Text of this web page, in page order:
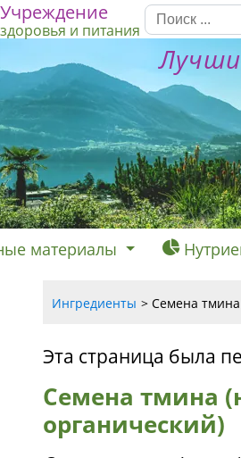
Учреждение
здоровья и питания
материалы
Ингредиенты Семена
Эта страница была
Семена тмина
органический)